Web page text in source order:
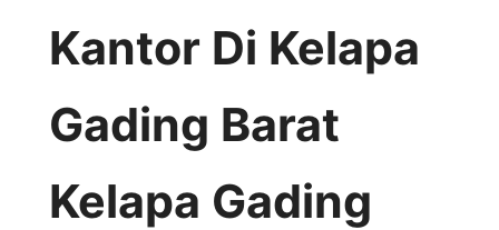
Kantor Di Kelapa
Gading Barat
Kelapa Gading